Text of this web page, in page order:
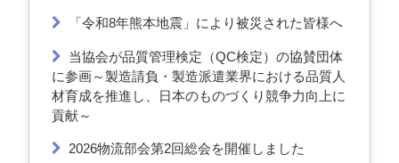
「令和8年熊本地震」により被災された皆様へ
当協会が品質管理検定（QC検定）の協賛団体
に参画～製造請負・製造派遣業界における品質人
材育成を推進し、日本のものづくり競争力向上に
貢献～
2026物流部会第2回総会を開催しました